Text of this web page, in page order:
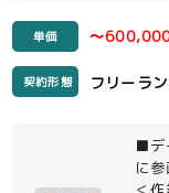
単価 〜
契約形態 フリーラ
■デ
に